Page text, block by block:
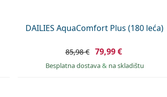
DAILIES AquaComfort Plus (180 leća)
85,98 € 79,99 €
Besplatna dostava& na skladištu